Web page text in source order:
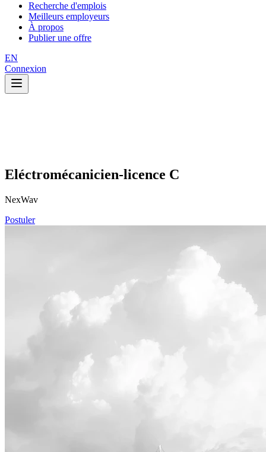
Recherche d'emplois
Meilleurs employeurs
À propos
Publier une offre
EN
Connexion
Eléctromécanicien-licence C
NexWav
Postuler